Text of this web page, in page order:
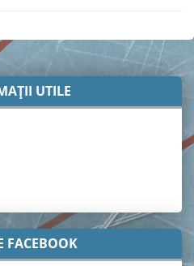
UTILE
FACEBOOK